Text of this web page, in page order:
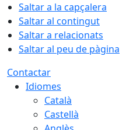
Saltar a la capçalera
Saltar al contingut
Saltar a relacionats
Saltar al peu de pàgina
Contactar
Idiomes
Català
Castellà